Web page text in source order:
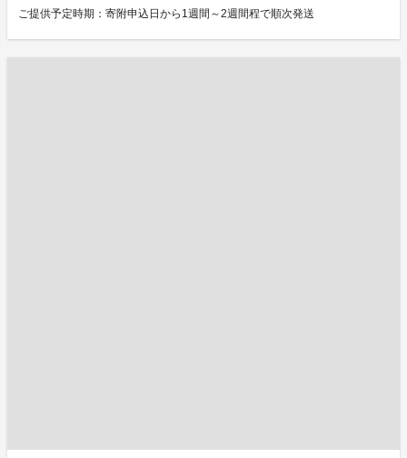
ご提供予定時期：寄附申込日から1週間～2週間程で順次発送